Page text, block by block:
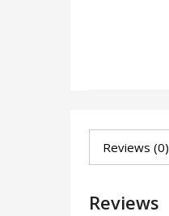
Reviews (0)
Reviews